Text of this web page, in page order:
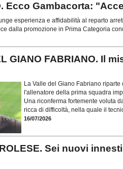
Ecco Gambacorta:
esperienza e affidabilità al reparto
dalla promozione in Prima Categoria
GIANO FABRIANO. Il
La Valle del Giano Fabriano
l'allenatore della prima squadra
Una riconferma fortemente voluta
ricca di difficoltà, nella quale il
16/07/2026
Sei nuovi